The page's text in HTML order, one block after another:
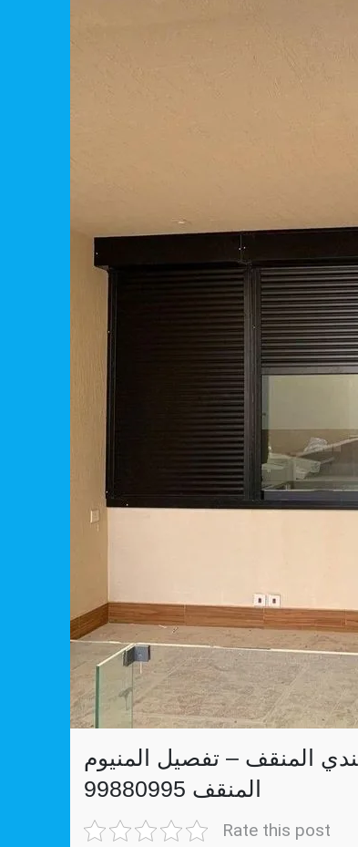
المنقف – تفصيل المنيوم
المنقف 99880995
Rate this post